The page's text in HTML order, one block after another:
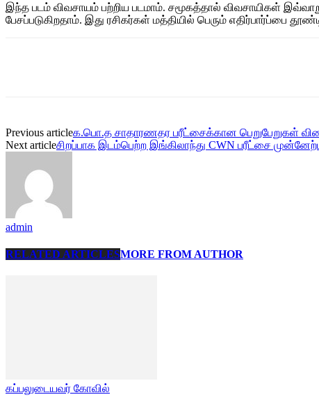
இந்த படம் விவசாயம் பற்றிய படமாம். சமூகத்தால் விவசாயிகள்
பேசப்படுகிறதாம். இது ரசிகர்கள் மத்தியில் பெரும் எதிர்பார்ப்பை
Previous articleக.பொ.த சாதாரணதர பரீட்சைக்கான பெறுபேறுகள்
Next articleசிறப்பாக இடம்பெற்ற இங்கிலாந்து CWN பரீட்சை
admin
RELATED ARTICLESMORE FROM AUTHOR
கப்பலுடையவர் கோவில்